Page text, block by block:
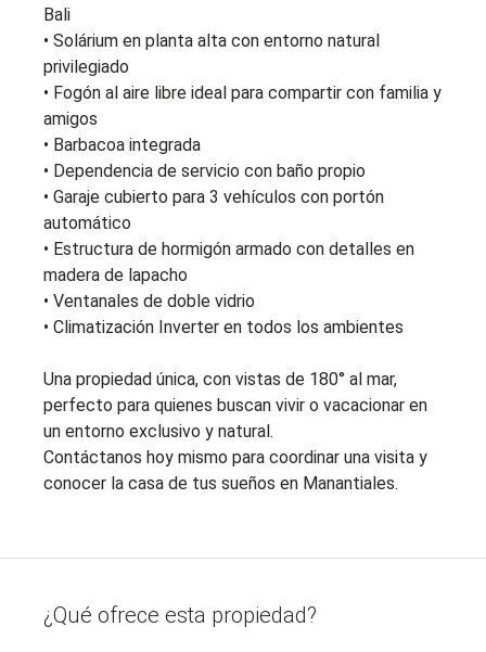
Bali
• Solárium en planta alta con entorno natural
privilegiado
• Fogón al aire libre ideal para compartir con familia y
amigos
• Barbacoa integrada
• Dependencia de servicio con baño propio
• Garaje cubierto para 3 vehículos con portón
automático
• Estructura de hormigón armado con detalles en
madera de lapacho
• Ventanales de doble vidrio
• Climatización Inverter en todos los ambientes
Una propiedad única, con vistas de 180° al mar,
perfecto para quienes buscan vivir o vacacionar en
un entorno exclusivo y natural.
Contáctanos hoy mismo para coordinar una visita y
conocer la casa de tus sueños en Manantiales.
¿Qué ofrece esta propiedad?